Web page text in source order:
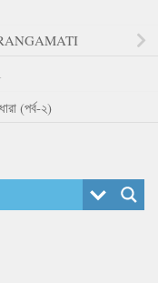
RANGAMATI
(পর্ব-২)